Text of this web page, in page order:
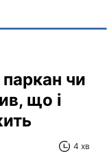
чи
що і
4 хв